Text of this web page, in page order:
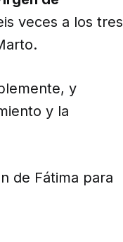
veces a los tres
y
y la
de Fátima para